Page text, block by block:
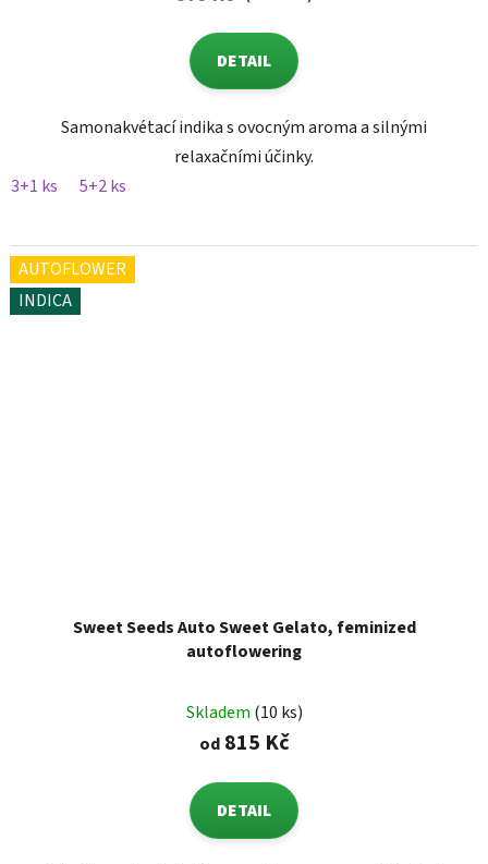
DETAIL
Samonakvétací indika s ovocným aroma a silnými
relaxačními účinky.
3+1 ks
5+2 ks
AUTOFLOWER
INDICA
Sweet Seeds Auto Sweet Gelato, feminized
autoflowering
Skladem (10 ks)
od815 Kč
DETAIL